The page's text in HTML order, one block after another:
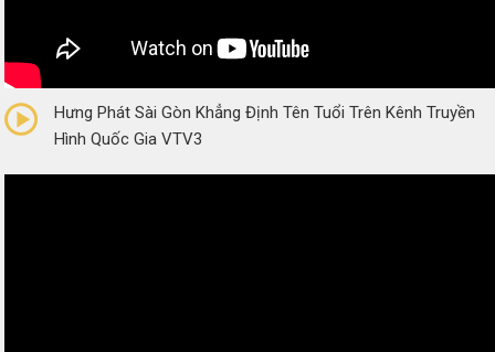
(0 Reviews)
Hưng Phát Sài Gòn Khẳng Định Tên Tuổi Trên Kênh Truyền
Hình Quốc Gia VTV3